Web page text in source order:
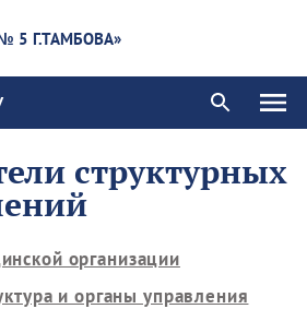
5 Г.ТАМБОВА»
структурных
организации
и органы управления